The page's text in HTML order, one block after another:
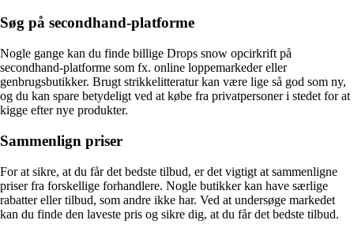
Søg på secondhand-platforme
Nogle gange kan du finde billige Drops snow opcirkrift på
secondhand-platforme som fx. online loppemarkeder eller
genbrugsbutikker. Brugt strikkelitteratur kan være lige så god som ny,
og du kan spare betydeligt ved at købe fra privatpersoner i stedet for at
kigge efter nye produkter.
Sammenlign priser
For at sikre, at du får det bedste tilbud, er det vigtigt at sammenligne
priser fra forskellige forhandlere. Nogle butikker kan have særlige
rabatter eller tilbud, som andre ikke har. Ved at undersøge markedet
kan du finde den laveste pris og sikre dig, at du får det bedste tilbud.